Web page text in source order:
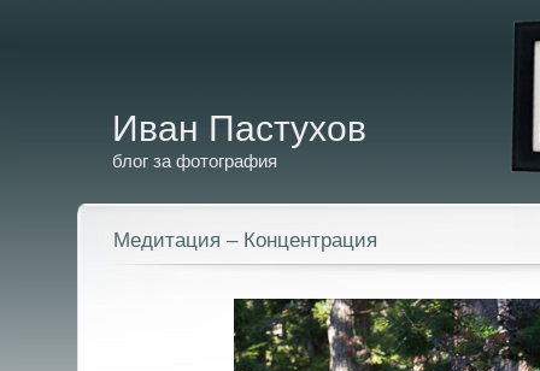
Иван Пастухов
блог за фотография
Медитация – Концентрация